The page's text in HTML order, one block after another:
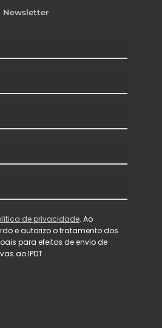
Newsletter
de privacidade. Ao
e autorizo o tratamento dos
para efeitos de envio de
ao IPDT